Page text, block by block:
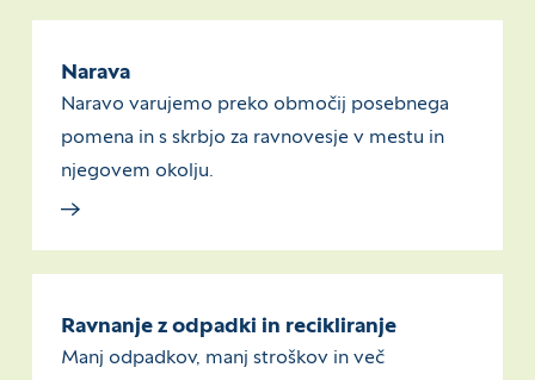
Narava
Naravo varujemo preko območij posebnega
pomena in s skrbjo za ravnovesje v mestu in
njegovem okolju.
Ravnanje z odpadki in recikliranje
Manj odpadkov, manj stroškov in več